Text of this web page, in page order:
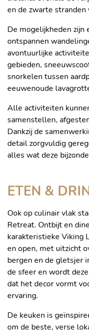
en de zwarte stranden
De mogelijkheden zijn
ontspannen
avontuurlijke
gebieden,
snorkelen tussen
eeuwenoude
Alle activiteiten
samenstellen,
Dankzij de
detail zorgvuldig
alles wat deze
ETEN &
Ook op culinair vlak
Retreat. Ontbijt en
karakteristieke Viking
en open, met uitzicht
bergen en de gletsjer
de sfeer en wordt
dat het decor vormt
ervaring.
De keuken is
om de beste, verse